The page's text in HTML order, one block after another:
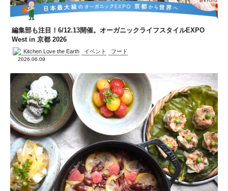
編集部も注目！6/12.13開催。オーガニックライフスタイルEXPO
West in 京都 2026
Kitchen Love the Earth イベント フード
2026.06.09